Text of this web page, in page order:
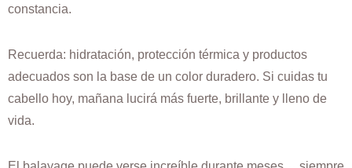
constancia.
Recuerda: hidratación, protección térmica y productos
adecuados son la base de un color duradero. Si cuidas tu
cabello hoy, mañana lucirá más fuerte, brillante y lleno de
vida.